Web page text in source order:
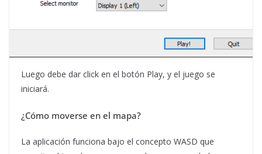
Luego debe dar click en el botón Play, y el juego se
iniciará.
¿Cómo moverse en el mapa?
La aplicación funciona bajo el concepto WASD que